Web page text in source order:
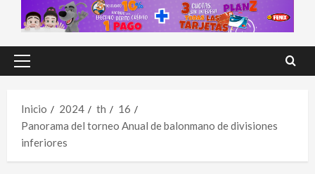
Menú
Inicio
2024 th
16
Panorama del torneo Anual de balonmano de divisiones
inferiores